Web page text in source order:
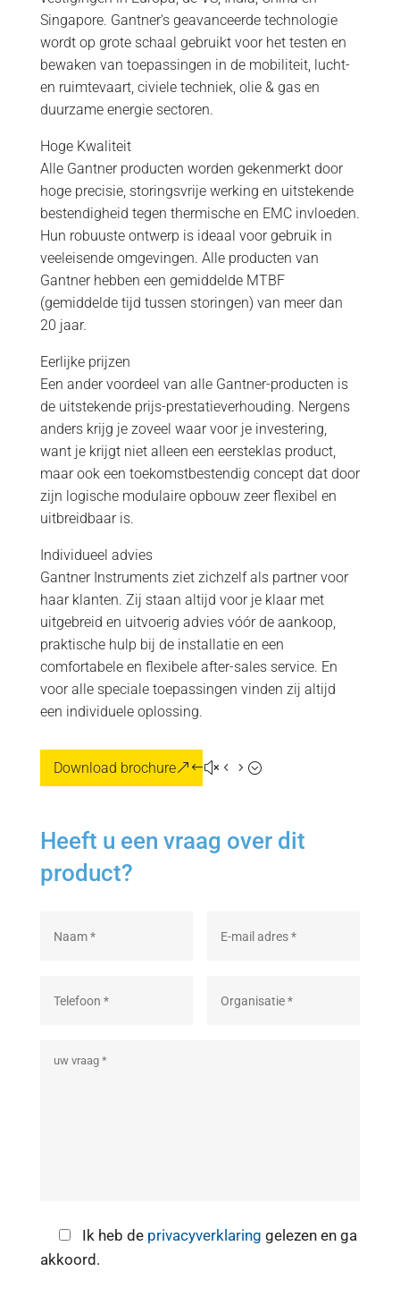
Singapore. Gantner's geavanceerde technologie
wordt op grote schaal gebruikt voor het testen en
bewaken van toepassingen in de mobiliteit, lucht-
en ruimtevaart, civiele techniek, olie & gas en
duurzame energie sectoren.
Hoge Kwaliteit
Alle Gantner producten worden gekenmerkt door
hoge precisie, storingsvrije werking en uitstekende
bestendigheid tegen thermische en EMC invloeden.
Hun robuuste ontwerp is ideaal voor gebruik in
veeleisende omgevingen. Alle producten van
Gantner hebben een gemiddelde MTBF
(gemiddelde tijd tussen storingen) van meer dan
20 jaar.
Eerlijke prijzen
Een ander voordeel van alle Gantner-producten is
de uitstekende prijs-prestatieverhouding. Nergens
anders krijg je zoveel waar voor je investering,
want je krijgt niet alleen een eersteklas product,
maar ook een toekomstbestendig concept dat door
zijn logische modulaire opbouw zeer flexibel en
uitbreidbaar is.
Individueel advies
Gantner Instruments ziet zichzelf als partner voor
haar klanten. Zij staan altijd voor je klaar met
uitgebreid en uitvoerig advies vóór de aankoop,
praktische hulp bij de installatie en een
comfortabele en flexibele after-sales service. En
voor alle speciale toepassingen vinden zij altijd
een individuele oplossing.
Download brochure
Heeft u een vraag over dit
product?
Ik heb de privacyverklaring gelezen en ga
akkoord.